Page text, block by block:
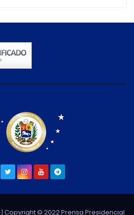
| Copyright © 2022 Prensa Presidencial